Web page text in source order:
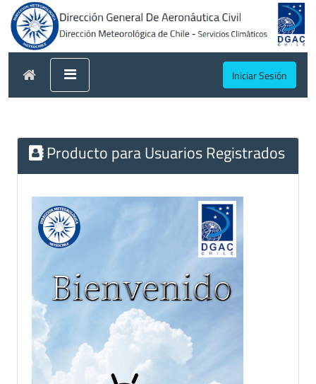
Iniciar Sesión
Producto para Usuarios Registrados